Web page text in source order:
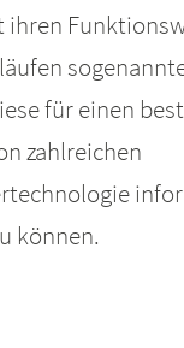
ihren
für einen
zahlreichen
können.